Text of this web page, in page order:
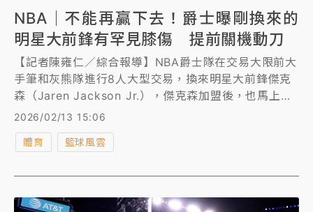
NBA｜不能再贏下去！爵士曝剛換來的
明星大前鋒有罕見膝傷 提前關機動刀
【記者陳雍仁／綜合報導】NBA爵士隊在交易大限前大
手筆和灰熊隊進行8人大型交易，換來明星大前鋒傑克
森（Jaren Jackson Jr.），傑克森加盟後，也馬上打
出高效表現，幫助爵士3戰拿下2勝，沒想到今（13
治療，本季確定報銷。
2026/02/13 15:06
體育 籃球風雲